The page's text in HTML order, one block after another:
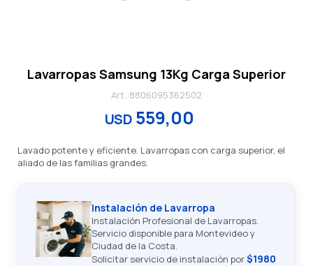
Lavarropas Samsung 13Kg Carga Superior
8806095362502
USD 559,00
Lavado potente y eficiente. Lavarropas con carga superior, el
aliado de las familias grandes.
Instalación de Lavarropa
Instalación Profesional de Lavarropas.
Servicio disponible para Montevideo y
Ciudad de la Costa.
Solicitar servicio de instalación por$1980